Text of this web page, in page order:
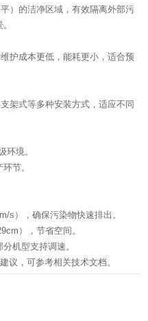
）的洁净区域，有效隔离外部污
护成本更低，能耗更小，适合预
架式等多种安装方式，适应不同
环境。
节。
s），确保污染物快速排出。
），节省空间。
机型支持调速。
议，可参考相关技术文档。